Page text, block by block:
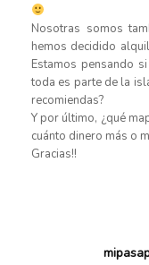
Nosotras somos
hemos decidido
Estamos pensando
toda es parte de la
recomiendas?
Y por último, ¿qué
cuánto dinero más o
Gracias!!